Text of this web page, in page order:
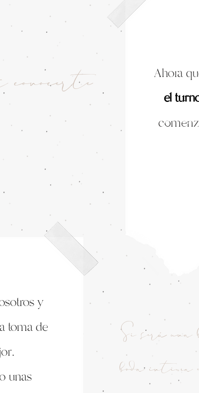
conocerte
y
toma de
unas
Ahora
el
Si será una
boda íntima